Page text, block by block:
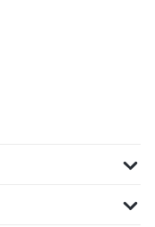
ist die Lautstärke